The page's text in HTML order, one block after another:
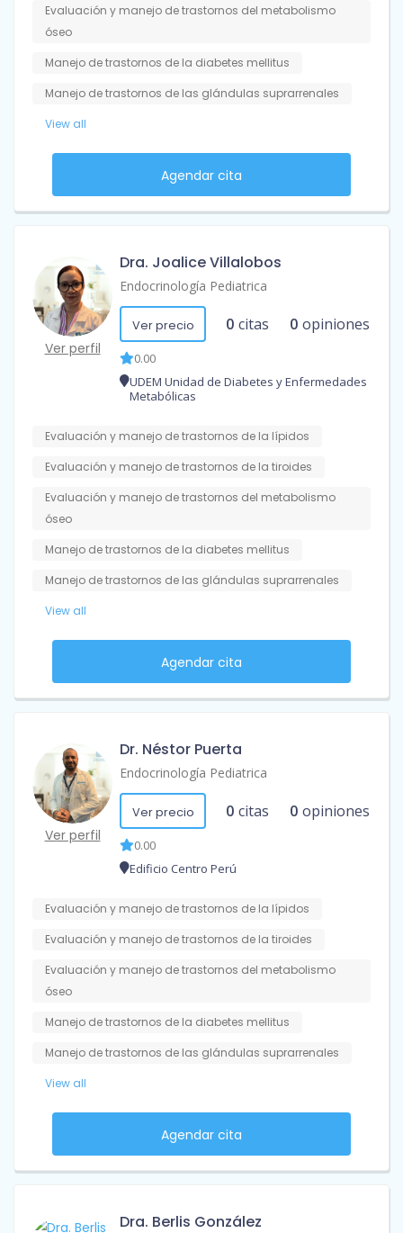
Evaluación y manejo de trastornos del metabolismo
óseo
Manejo de trastornos de la diabetes mellitus
Manejo de trastornos de las glándulas suprarrenales
View all
Agendar cita
Ver perfil
Dra. Joalice Villalobos
Endocrinología Pediatrica
Ver precio 0 citas 0 opiniones
0.00
UDEM Unidad de Diabetes y Enfermedades
Metabólicas
Evaluación y manejo de trastornos de la lípidos
Evaluación y manejo de trastornos de la tiroides
Evaluación y manejo de trastornos del metabolismo
óseo
Manejo de trastornos de la diabetes mellitus
Manejo de trastornos de las glándulas suprarrenales
View all
Agendar cita
Ver perfil
Dr. Néstor Puerta
Endocrinología Pediatrica
Ver precio 0 citas 0 opiniones
0.00
Edificio Centro Perú
Evaluación y manejo de trastornos de la lípidos
Evaluación y manejo de trastornos de la tiroides
Evaluación y manejo de trastornos del metabolismo
óseo
Manejo de trastornos de la diabetes mellitus
Manejo de trastornos de las glándulas suprarrenales
View all
Agendar cita
Dra. Berlis González